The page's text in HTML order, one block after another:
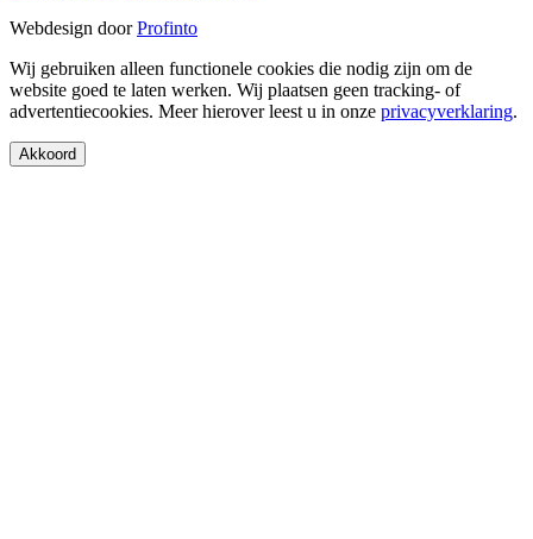
Webdesign doorProfinto
Wij gebruiken alleen functionele cookies die nodig zijn om de
website goed te laten werken. Wij plaatsen geen tracking- of
advertentiecookies. Meer hierover leest u in onze privacyverklaring.
Akkoord